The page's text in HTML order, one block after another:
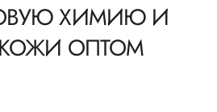
ХИМИЮ И
КОЖИ ОПТОМ